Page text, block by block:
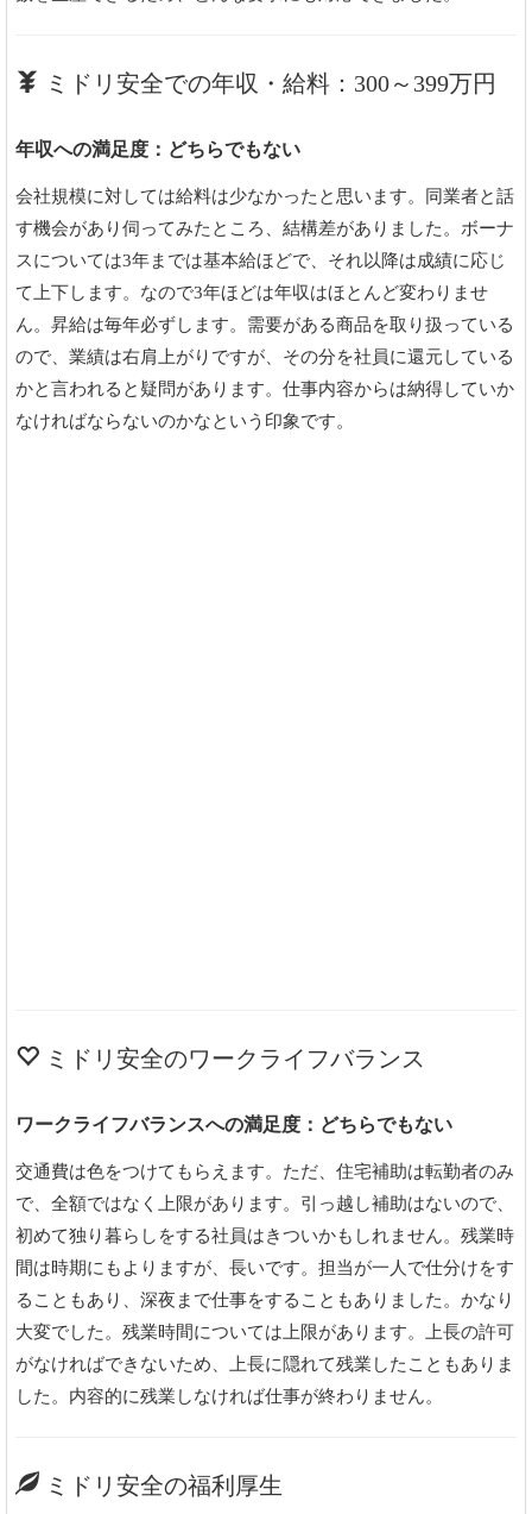
ミドリ安全での年収・給料：300～399万円
年収への満足度：どちらでもない
会社規模に対しては給料は少なかったと思います。同業者と話
す機会があり伺ってみたところ、結構差がありました。ボーナ
スについては3年までは基本給ほどで、それ以降は成績に応じ
て上下します。なので3年ほどは年収はほとんど変わりませ
ん。昇給は毎年必ずします。需要がある商品を取り扱っている
ので、業績は右肩上がりですが、その分を社員に還元している
かと言われると疑問があります。仕事内容からは納得していか
なければならないのかなという印象です。
ミドリ安全のワークライフバランス
ワークライフバランスへの満足度：どちらでもない
交通費は色をつけてもらえます。ただ、住宅補助は転勤者のみ
で、全額ではなく上限があります。引っ越し補助はないので、
初めて独り暮らしをする社員はきついかもしれません。残業時
間は時期にもよりますが、長いです。担当が一人で仕分けをす
ることもあり、深夜まで仕事をすることもありました。かなり
大変でした。残業時間については上限があります。上長の許可
がなければできないため、上長に隠れて残業したこともありま
した。内容的に残業しなければ仕事が終わりません。
ミドリ安全の福利厚生